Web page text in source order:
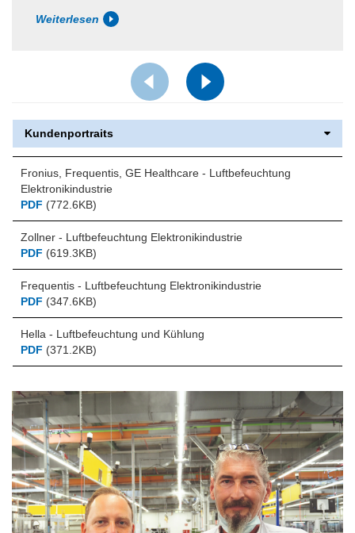
Weiterlesen
Kundenportraits
Fronius, Frequentis, GE Healthcare - Luftbefeuchtung
Elektronikindustrie
PDF (772.6KB)
Zollner - Luftbefeuchtung Elektronikindustrie
PDF (619.3KB)
Frequentis - Luftbefeuchtung Elektronikindustrie
PDF (347.6KB)
Hella - Luftbefeuchtung und Kühlung
PDF (371.2KB)